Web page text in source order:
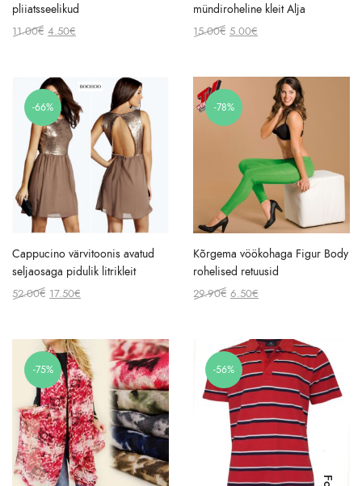
pliiatsseelikud
11.00€ Original
11.00€.
4.50€
4.50€.
mündiroheline kleit Alja
15.00€ Original
5.00€
5.00€.
-66%
Cappucino värvitoonis avatud
seljaosaga pidulik litrikleit
52.00€ Original
52.00€.
17.50€
17.50€.
-78%
Kõrgema vöökohaga Figur Body
rohelised retuusid
29.90€ Original
29.90€.
6.50€
6.50€.
-75% -56%